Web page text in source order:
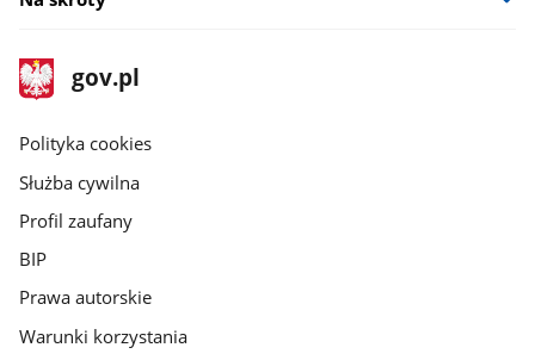
stopka
gov.pl
Strona
gov.pl
gov.pl
Polityka cookies
Służba cywilna
Profil zaufany
BIP
Prawa autorskie
Warunki korzystania